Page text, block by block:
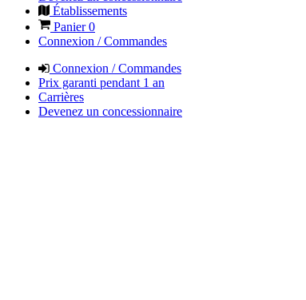
Établissements
Panier0
Connexion / Commandes
Connexion / Commandes
Prix garanti pendant 1 an
Carrières
Devenez un concessionnaire